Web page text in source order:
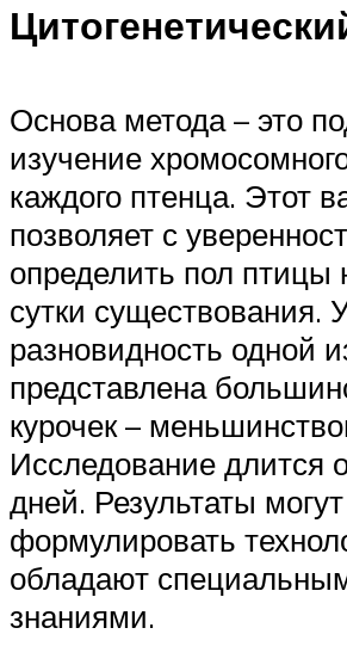
Основа метода – это
изучение
каждого птенца. Этот
позволяет с
определить пол птицы
сутки существования.
разновидность одной
представлена
курочек –
Исследование длится
дней. Результаты могут
формулировать
обладают
знаниями.